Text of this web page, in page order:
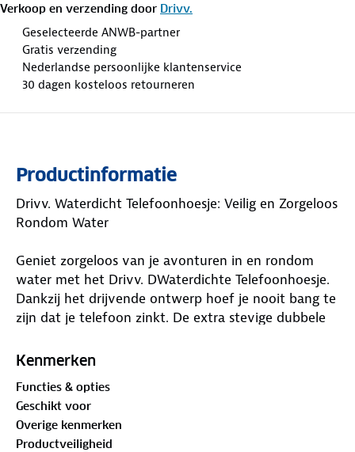
Verkoop en verzending door Drivv.
Geselecteerde ANWB-partner
Gratis verzending
Nederlandse persoonlijke klantenservice
30 dagen kosteloos retourneren
Productinformatie
Drivv. Waterdicht Telefoonhoesje: Veilig en Zorgeloos
Rondom Water
Geniet zorgeloos van je avonturen in en rondom
water met het Drivv. DWaterdichte Telefoonhoesje.
Dankzij het drijvende ontwerp hoef je nooit bang te
zijn dat je telefoon zinkt. De extra stevige dubbele
met volledige touchscreen en Face ID functionaliteit
Waarom kiezen voor het Drivv. Waterdichte
Telefoonhoesje?
Kenmerken
Functies & opties
Geschikt voor
Overige kenmerken
Productveiligheid